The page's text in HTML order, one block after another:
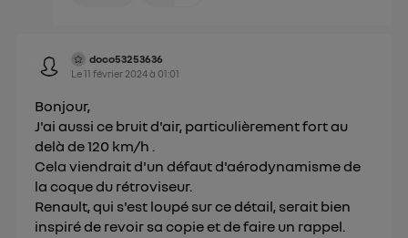
doco53253636
Le11 février 2024à 01:01
Bonjour,
J'ai aussi ce bruit d'air, particulièrement fort au
delà de 120 km/h .
Cela viendrait d'un défaut d'aérodynamisme de
la coque du rétroviseur.
Renault, qui s'est loupé sur ce détail, serait bien
inspiré de revoir sa copie et de faire un rappel.